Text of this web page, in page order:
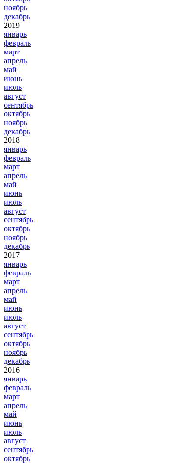
ноябрь
декабрь
2019
январь
февраль
март
апрель
май
июнь
июль
август
сентябрь
октябрь
ноябрь
декабрь
2018
январь
февраль
март
апрель
май
июнь
июль
август
сентябрь
октябрь
ноябрь
декабрь
2017
январь
февраль
март
апрель
май
июнь
июль
август
сентябрь
октябрь
ноябрь
декабрь
2016
январь
февраль
март
апрель
май
июнь
июль
август
сентябрь
октябрь